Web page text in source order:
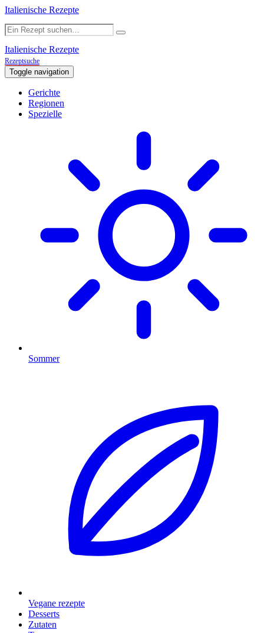
Italienische Rezepte
Italienische Rezepte
Rezeptsuche
Toggle navigation
Gerichte
Regionen
Spezielle
Sommer
Vegane rezepte
Desserts
Zutaten